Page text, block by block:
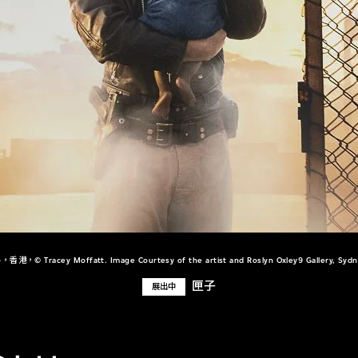
，香港，© Tracey Moffatt. Image Courtesy of the artist and Roslyn Oxley9 Gallery,
展出中 匣子